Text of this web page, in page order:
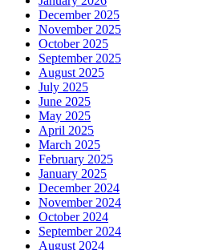
December 2025
November 2025
October 2025
September 2025
August 2025
July 2025
June 2025
May 2025
April 2025
March 2025
February 2025
January 2025
December 2024
November 2024
October 2024
September 2024
August 2024